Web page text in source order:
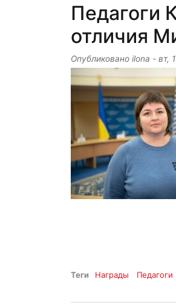
Педагоги
отличия
Опубликовано ilona - вт,
Теги Награды Педагоги